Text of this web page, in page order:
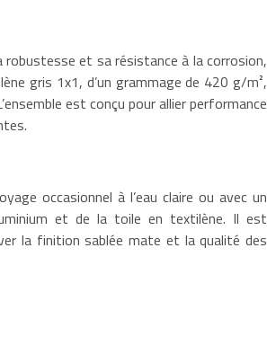
et sa résistance à la corrosion,
gris 1x1, d’un grammage de 420 g/m²,
est conçu pour allier performance
occasionnel à l’eau claire ou avec un
et de la toile en textilène. Il est
la finition sablée mate et la qualité des